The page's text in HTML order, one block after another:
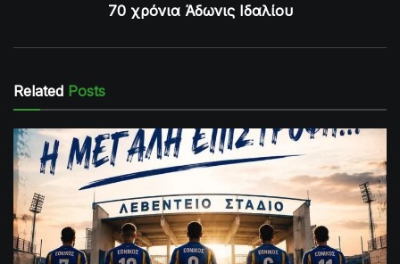
70 χρόνια Άδωνις Ιδαλίου
Related Posts